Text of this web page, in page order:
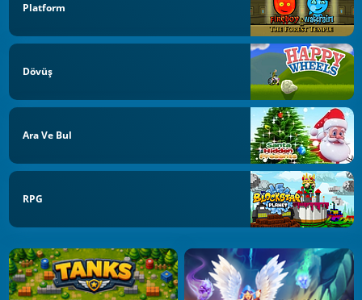
Platform
Dövüş
Ara Ve Bul
RPG